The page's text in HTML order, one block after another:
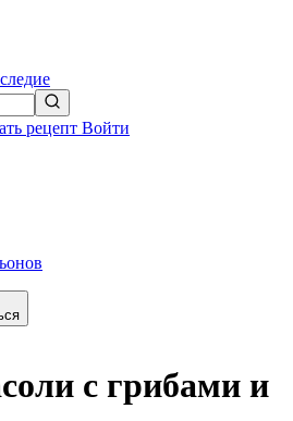
рецепт Войти
с грибами и